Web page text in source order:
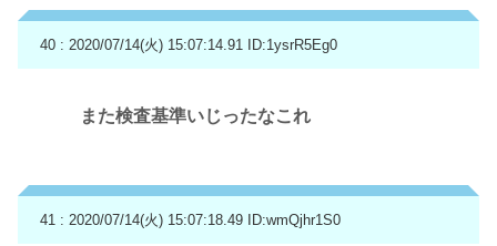
40 : 2020/07/14(火) 15:07:14.91 ID:1ysrR5Eg0
また検査基準いじったなこれ
41 : 2020/07/14(火) 15:07:18.49 ID:wmQjhr1S0